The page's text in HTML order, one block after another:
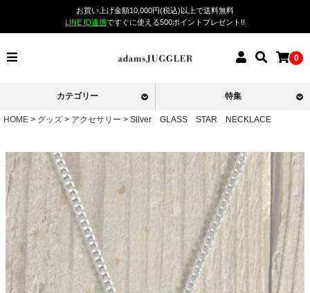
お買い上げ金額10,000円(税込)以上で送料無料
LINE ID連携ですぐに使える500ポイントプレゼント!!
0
カテゴリー 特集
HOME グッズ アクセサリー Silver GLASS STAR NECKLACE